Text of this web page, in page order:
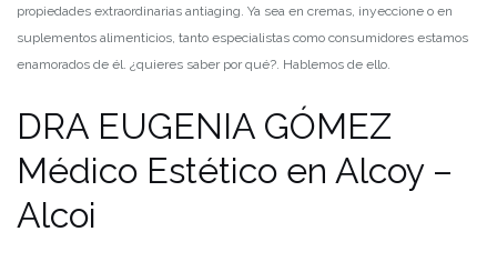
propiedades extraordinarias antiaging. Ya sea en cremas, inyeccione o en
suplementos alimenticios, tanto especialistas como consumidores estamos
enamorados de él. ¿quieres saber por qué?. Hablemos de ello.
DRA EUGENIA GÓMEZ
Médico Estético en Alcoy –
Alcoi